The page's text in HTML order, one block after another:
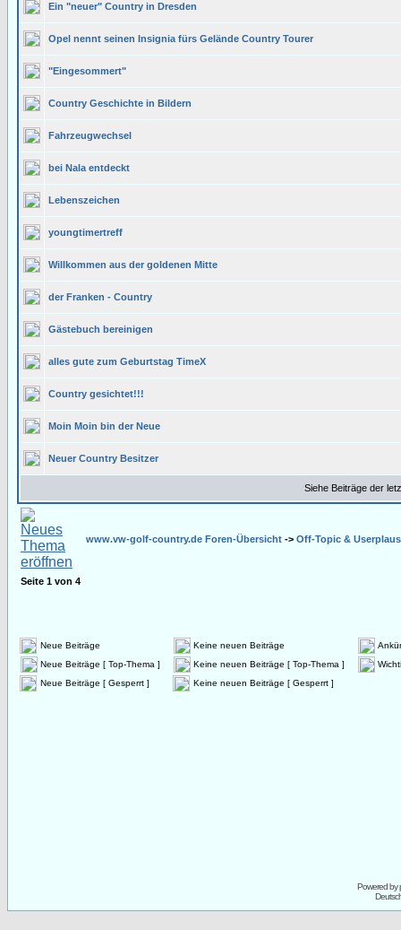
Ein "neuer" Country in Dresden
Opel nennt seinen Insignia fürs Gelände Country Tourer
"Eingesommert"
Country Geschichte in Bildern
Fahrzeugwechsel
bei Nala entdeckt
Lebenszeichen
youngtimertreff
Willkommen aus der goldenen Mitte
der Franken - Country
Gästebuch bereinigen
alles gute zum Geburtstag TimeX
Country gesichtet!!!
Moin Moin bin der Neue
Neuer Country Besitzer
Siehe Beiträge der
www.vw-golf-country.de Foren-Übersicht -> Off-Topic &
Seite 1 von 4
Neue Beiträge Keine neuen Beiträge
Neue Beiträge [ Top-Thema ]
Keine neuen Beiträge [ Top-Thema ]
Neue Beiträge [ Gesperrt ]
Keine neuen Beiträge [ Gesperrt ]
Powered by